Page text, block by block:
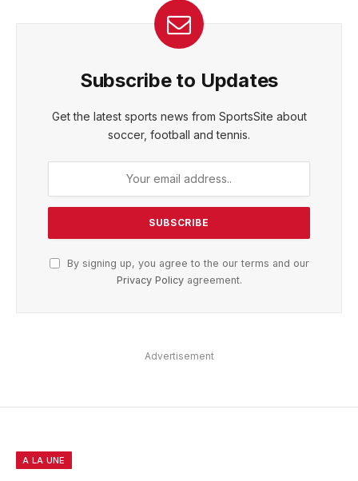
Subscribe to Updates
Get the latest sports news from SportsSite about
soccer, football and tennis.
By signing up, you agree to the our terms and our
Privacy Policyagreement.
Advertisement
A LA UNE